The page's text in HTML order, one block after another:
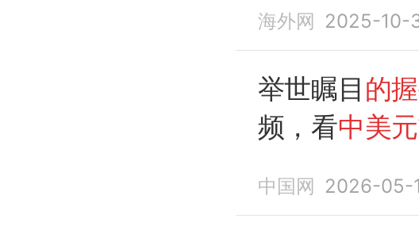
海外网 2025-10-
举世瞩目 的
频，看中美
中国网 2026-05-